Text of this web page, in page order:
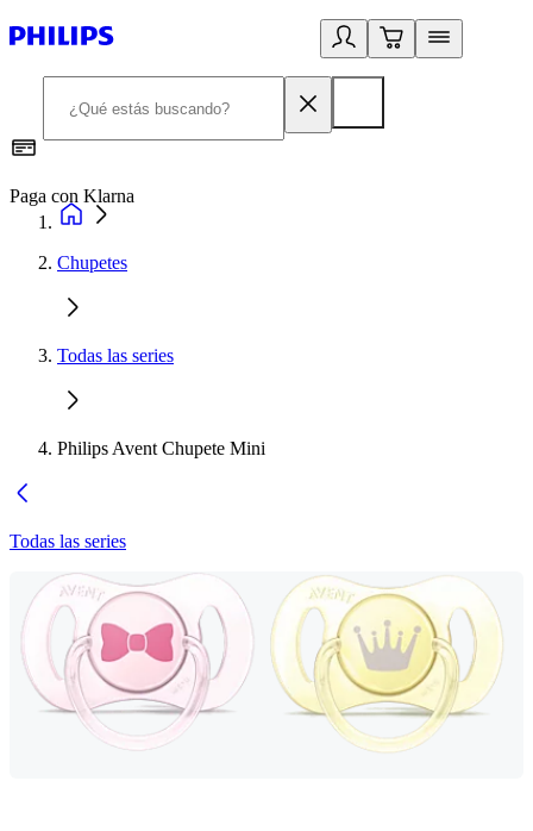
Paga con Klarna
Chupetes
Todas las series
Philips Avent Chupete Mini
Todas las series